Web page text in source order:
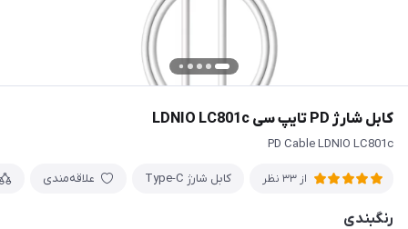
کابل شارژ PD تایپ سی LDNIO LC801c
PD Cable LDNIO LC801c
از 33 نظر کابل شارژ Type-C علاقه‌مندی
رنگبندی